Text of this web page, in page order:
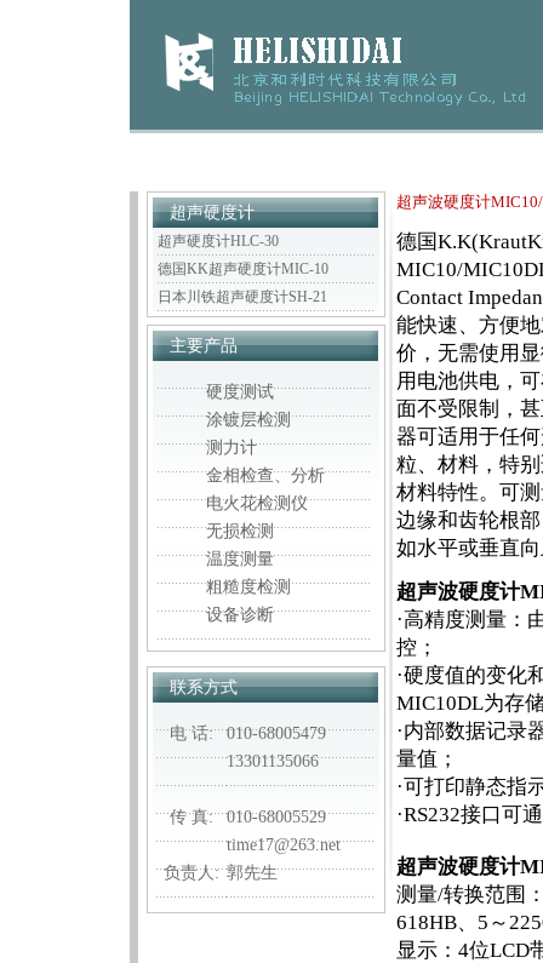
超声硬度计
超声硬度计HLC-30
德国KK超声硬度计MIC-10
日本川铁超声硬度计SH-21
主要产品
硬度测试
涂镀层检测
测力计
金相检查、分析
电火花检测仪
无损检测
温度测量
粗糙度检测
设备诊断
联系方式
电 话:
传 真:
负责人:
010-68005479
13301135066
010-68005529
time17@263.net
郭先生
超声波硬度计
德国
MIC10/
Contact
能快速、方便
价，无需使用
用电池供电，
面不受限制，
器可适用于任
粒、材料，特
材料特性。可
边缘和齿轮根
如水平或垂直
超声波硬度计
·高精度测量：
控；
·硬度值的变化
MIC10DL为存
·内部数据记录
量值；
·可打印静态指
·RS232接口可
超声波硬度计
测量/转换范围
618HB、5～
显示：4位LCD